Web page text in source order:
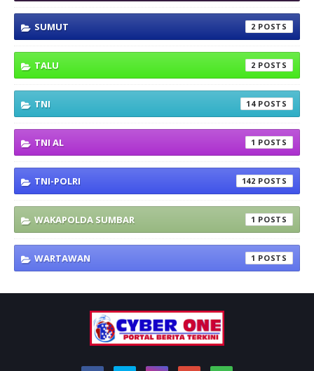
SUMUT 2
TALU 2
TNI 14
TNI AL 1
TNI-POLRI 142
WAKAPOLDA SUMBAR 1
WARTAWAN 1